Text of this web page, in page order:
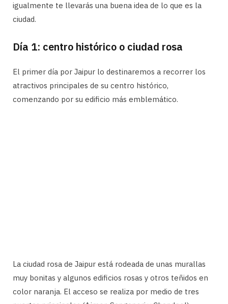
igualmente te llevarás una buena idea de lo que es la
ciudad.
Día 1: centro histórico o ciudad rosa
El primer día por Jaipur lo destinaremos a recorrer los
atractivos principales de su centro histórico,
comenzando por su edificio más emblemático.
La ciudad rosa de Jaipur está rodeada de unas murallas
muy bonitas y algunos edificios rosas y otros teñidos en
color naranja. El acceso se realiza por medio de tres